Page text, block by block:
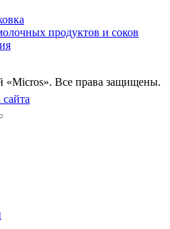
продуктов и соков
«Micros». Все права защищены.